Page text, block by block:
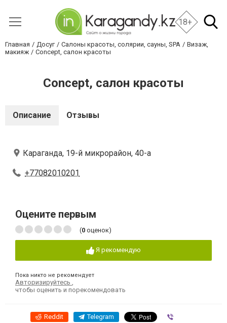
18+
Главная Досуг Салоны красоты, солярии, сауны, SPA
Визаж,
макияж
Concept, салон красоты
Concept, салон красоты
Описание Отзывы
Караганда, 19-й микрорайон, 40-а
+77082010201
Оцените первым
(0 оценок)
Я рекомендую
Пока никто не рекомендует
Авторизируйтесь
чтобы оценить и порекомендовать
Reddit Telegram